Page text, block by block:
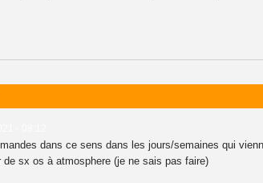
dans ce sens dans les jours/semaines qui
sx os à atmosphere (je ne sais pas faire)